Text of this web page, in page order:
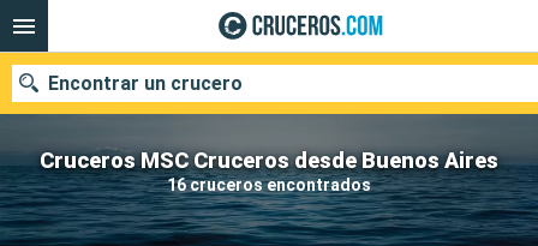
Cruceros MSC Cruceros desde Buenos Aires
16 cruceros encontrados
Encontrar un crucero
Nuestros destinos